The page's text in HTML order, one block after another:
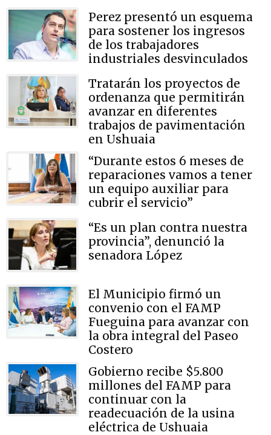
Perez presentó un esquema
para sostener los ingresos
de los trabajadores
industriales desvinculados
Tratarán los proyectos de
ordenanza que permitirán
avanzar en diferentes
trabajos de pavimentación
en Ushuaia
“Durante estos 6 meses de
reparaciones vamos a tener
un equipo auxiliar para
cubrir el servicio”
“Es un plan contra nuestra
provincia”, denunció la
senadora López
El Municipio firmó un
convenio con el FAMP
Fueguina para avanzar con
la obra integral del Paseo
Costero
Gobierno recibe $5.800
millones del FAMP para
continuar con la
readecuación de la usina
eléctrica de Ushuaia